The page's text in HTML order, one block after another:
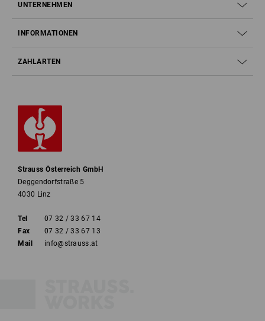
UNTERNEHMEN
INFORMATIONEN
ZAHLARTEN
Strauss Österreich GmbH
Deggendorfstraße 5
4030 Linz
Tel
07 32 / 33 67 14
Fax
07 32 / 33 67 13
Mail
info@strauss.at